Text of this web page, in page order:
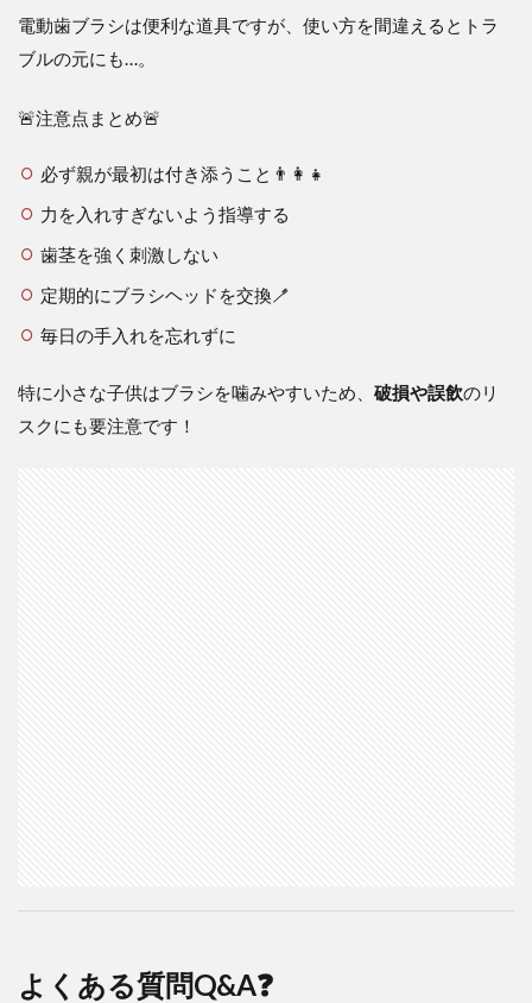
電動歯ブラシは便利な道具ですが、使い方を間違えるとトラ
ブルの元にも…。
🚨注意点まとめ🚨
必ず親が最初は付き添うこと👨‍👩‍👧
力を入れすぎないよう指導する
歯茎を強く刺激しない
定期的にブラシヘッドを交換🪥
毎日の手入れを忘れずに
特に小さな子供はブラシを噛みやすいため、 破損や誤飲のリ
スクにも要注意です！
よくある質問Q&A❓